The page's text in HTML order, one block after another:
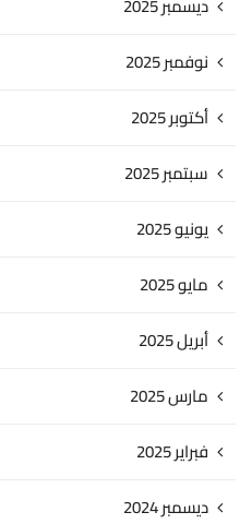
نوفمبر 2025
أكتوبر 2025
سبتمبر 2025
يونيو 2025
مايو 2025
أبريل 2025
مارس 2025
فبراير 2025
ديسمبر 2024